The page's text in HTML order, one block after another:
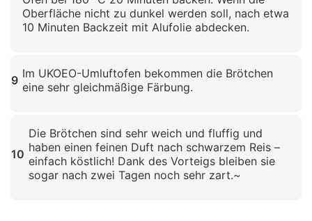
Oberfläche nicht zu dunkel werden soll, nach etwa
10 Minuten Backzeit mit Alufolie abdecken.
9 Im UKOEO-Umluftofen bekommen die Brötchen
eine sehr gleichmäßige Färbung.
10
Die Brötchen sind sehr weich und fluffig und
haben einen feinen Duft nach schwarzem Reis –
einfach köstlich! Dank des Vorteigs bleiben sie
sogar nach zwei Tagen noch sehr zart.~